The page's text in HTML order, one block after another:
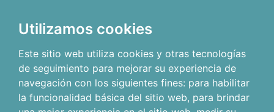
Utilizamos cookies
Este sitio web utiliza cookies y otras tecnologías
de seguimiento para mejorar su experiencia de
navegación con los siguientes fines: para habilitar
la funcionalidad básica del sitio web, para brindar